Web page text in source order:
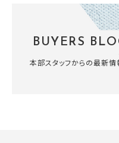
BUYERS
本部スタッフからの最新情